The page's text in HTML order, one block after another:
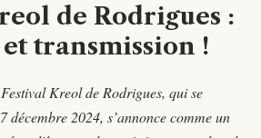
de Rodrigues :
transmission !
Kreol de Rodrigues, qui se
décembre 2024, s’annonce comme un